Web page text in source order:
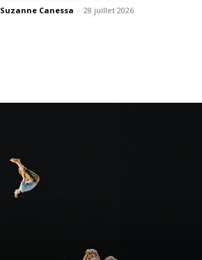
Suzanne Canessa - 28 juillet 2026